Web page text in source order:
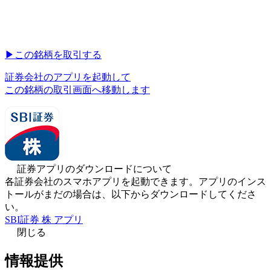
▶︎ この銘柄を取引する
証券会社のアプリを起動して
この銘柄の取引画面へ移動します
証券アプリのダウンロードについて
各証券会社のスマホアプリを起動できます。アプリのインス
トールがまだの場合は、以下からダウンロードしてくださ
い。
SBI証券 株 アプリ
閉じる
情報提供